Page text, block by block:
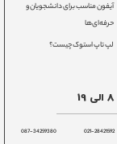
آیفون مناسب برای دانشجویان و
حرفه‌ای‌ها
لپ تاپ استوک چیست؟
021-28421592
087-34259380